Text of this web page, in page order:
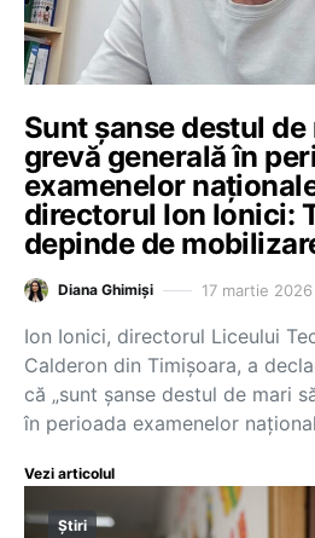
Sunt șanse destul
grevă generală în
examenelor
directorul Ion Ionici:
depinde de
Diana Ghimiși 17 martie 2026
Ion Ionici, directorul Liceului
Calderon din Timișoara, a
că „sunt șanse destul de mari
în perioada examenelor
Vezi articolul
Știri